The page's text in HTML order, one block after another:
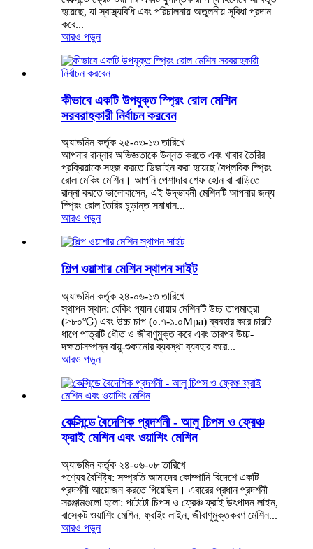
হয়েছে, যা স্বাস্থ্যবিধি এবং পরিচালনায় অতুলনীয় সুবিধা প্রদান
করে...
আরও পড়ুন
কীভাবে একটি উপযুক্ত স্প্রিং রোল মেশিন
সরবরাহকারী নির্বাচন করবেন
অ্যাডমিন কর্তৃক ২৫-০৩-১৩ তারিখে
আপনার রান্নার অভিজ্ঞতাকে উন্নত করতে এবং খাবার তৈরির
প্রক্রিয়াকে সহজ করতে ডিজাইন করা হয়েছে বৈপ্লবিক স্প্রিং
রোল মেকিং মেশিন। আপনি পেশাদার শেফ হোন বা বাড়িতে
রান্না করতে ভালোবাসেন, এই উদ্ভাবনী মেশিনটি আপনার জন্য
স্প্রিং রোল তৈরির চূড়ান্ত সমাধান...
আরও পড়ুন
শিল্প ওয়াশার মেশিন স্থাপন সাইট
অ্যাডমিন কর্তৃক ২৪-০৬-১৩ তারিখে
স্থাপন স্থান: বেকিং প্যান ধোয়ার মেশিনটি উচ্চ তাপমাত্রা
(>৮০℃) এবং উচ্চ চাপ (০.৭-১.০Mpa) ব্যবহার করে চারটি
ধাপে পাত্রটি ধৌত ও জীবাণুমুক্ত করে এবং তারপর উচ্চ-
দক্ষতাসম্পন্ন বায়ু-শুকানোর ব্যবস্থা ব্যবহার করে...
আরও পড়ুন
কেক্সিন্ডে বৈদেশিক প্রদর্শনী - আলু চিপস ও ফ্রেঞ্চ
ফ্রাই মেশিন এবং ওয়াশিং মেশিন
অ্যাডমিন কর্তৃক ২৪-০৬-০৮ তারিখে
পণ্যের বৈশিষ্ট্য: সম্প্রতি আমাদের কোম্পানি বিদেশে একটি
প্রদর্শনী আয়োজন করতে গিয়েছিল। এবারের প্রধান প্রদর্শনী
সরঞ্জামগুলো হলো: পটেটো চিপস ও ফ্রেঞ্চ ফ্রাই উৎপাদন লাইন,
বাস্কেট ওয়াশিং মেশিন, ফ্রাইং লাইন, জীবাণুমুক্তকরণ মেশিন...
আরও পড়ুন